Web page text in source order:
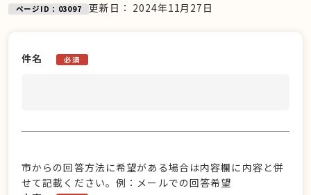
ページID：03097 更新日： 2024年11月27日
件名 必須
市からの回答方法に希望がある場合は内容欄に内容と併
せて記載ください。例：メールでの回答希望